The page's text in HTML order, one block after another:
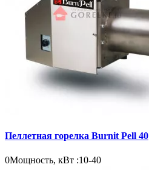
Пеллетная горелка Burnit Pell 40
0Мощность, кВт :10-40